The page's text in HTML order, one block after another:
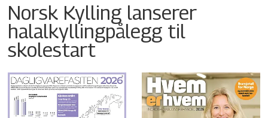
Norsk Kylling lanserer
halalkyllingpålegg til
skolestart